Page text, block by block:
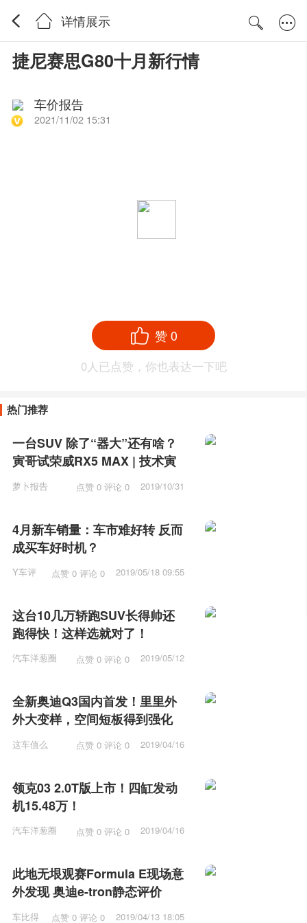
详情展示
捷尼赛思G80十月新行情
车价报告
2021/11/02 15:31
赞0
0人已点赞，你也表达一下吧
热门推荐
一台SUV 除了“器大”还有啥？
寅哥试荣威RX5 MAX | 技术寅
萝卜报告 点赞 0 评论 0
2019/10/31
4月新车销量：车市难好转 反而
成买车好时机？
Y车评 点赞 0 评论 0 2019/05/18 09:55
这台10几万轿跑SUV长得帅还
跑得快！这样选就对了！
汽车洋葱圈 点赞 0 评论 0
2019/05/12
全新奥迪Q3国内首发！里里外
外大变样，空间短板得到强化
这车值么 点赞 0 评论 0
2019/04/16
领克03 2.0T版上市！四缸发动
机15.48万！
汽车洋葱圈 点赞 0 评论 0
2019/04/16
此地无垠观赛Formula E现场意
外发现 奥迪e-tron静态评价
车比得 点赞 0 评论 0 2019/04/13 18:05